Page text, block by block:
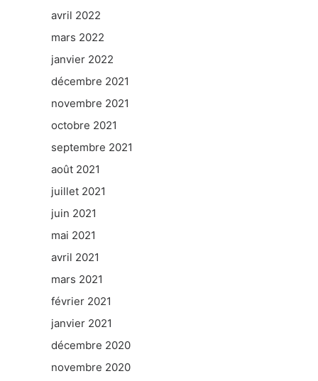
avril 2022
mars 2022
janvier 2022
décembre 2021
novembre 2021
octobre 2021
septembre 2021
août 2021
juillet 2021
juin 2021
mai 2021
avril 2021
mars 2021
février 2021
janvier 2021
décembre 2020
novembre 2020